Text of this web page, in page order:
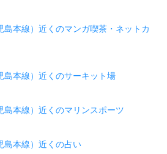
島本線）近くのマンガ喫茶・ネットカ
島本線）近くのサーキット場
島本線）近くのマリンスポーツ
島本線）近くの占い